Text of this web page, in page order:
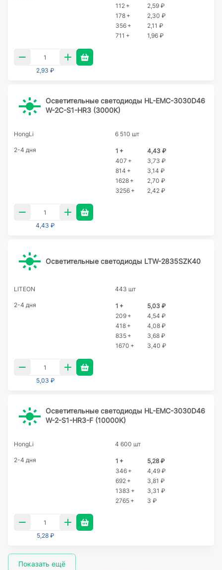
112 +
2,59 ₽
178 +
2,30 ₽
356 +
2,11 ₽
711 +
1,96 ₽
2,93 ₽
Осветительные светодиоды HL-EMC-3030D46
W-2C-S1-HR3 (3000K)
HongLi 6 510 шт
2-4 дня 1 +
4,43 ₽
407 +
3,73 ₽
814 +
3,14 ₽
1628 +
2,70 ₽
3256 +
2,42 ₽
4,43 ₽
Осветительные светодиоды LTW-2835SZK40
LITEON 443 шт
2-4 дня 1 +
5,03 ₽
209 +
4,54 ₽
418 +
4,08 ₽
835 +
3,68 ₽
1670 +
3,40 ₽
5,03 ₽
Осветительные светодиоды HL-EMC-3030D46
W-2-S1-HR3-F (10000K)
HongLi 4 600 шт
2-4 дня 1 +
5,28 ₽
346 +
4,49 ₽
692 +
3,81 ₽
1383 +
3,31 ₽
2765 +
3 ₽
5,28 ₽
Показать ещё